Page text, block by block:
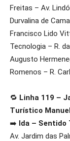
Freitas – Av.
Durvalina de
Francisco Lido
Tecnologia – R.
Augusto
Romenos – R.
🔁 Linha 119 –
Turístico
➡️ Ida – Sentido
Av. Jardim das